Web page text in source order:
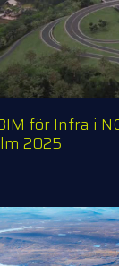
för Infra i
2025